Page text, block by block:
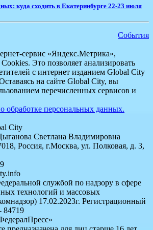
куда сходить в Екатеринбурге 22-23 июля
События
сервис «Яндекс.Метрика»,
Это позволяет анализировать
с интернет изданием Global City
на сайте Global City, вы
перечисленных сервисов и
обработке персональных данных.
City
Светлана Владимировна
Россия, г.Москва, ул. Полковая, д. 3,
службой по надзору в сфере
технологий и массовых
17.02.2023г. Регистрационный